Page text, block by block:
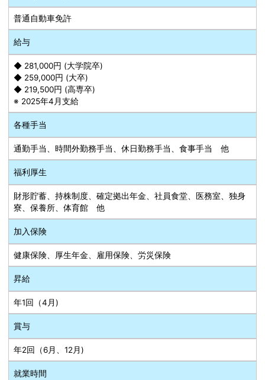
普通自動車免許
給与
◆ 281,000円 (大学院卒)
◆ 259,000円 (大卒)
◆ 219,500円 (高専卒)
※ 2025年4月支給
各種手当
通勤手当、時間外勤務手当、休日勤務手当、食事手当 他
福利厚生
財形貯蓄、持株制度、確定拠出年金、社員食堂、医務室、独身
寮、保養所、体育館 他
加入保険
健康保険、厚生年金、雇用保険、労災保険
昇給
年1回（4月)
賞与
年2回（6月、12月)
就業時間